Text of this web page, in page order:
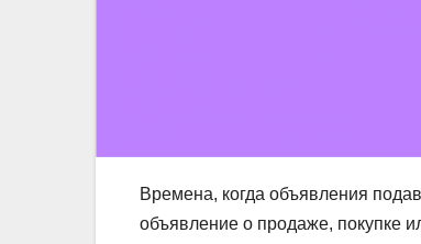
Времена, когда объявления
объявление о продаже, покупке